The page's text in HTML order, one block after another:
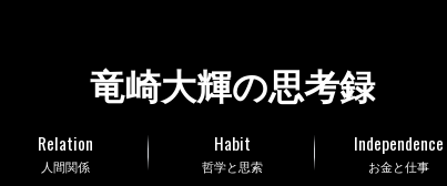
竜崎大輝の思考録
人間関係
Relation
哲学と思索
Habit
お金と仕事
Independence